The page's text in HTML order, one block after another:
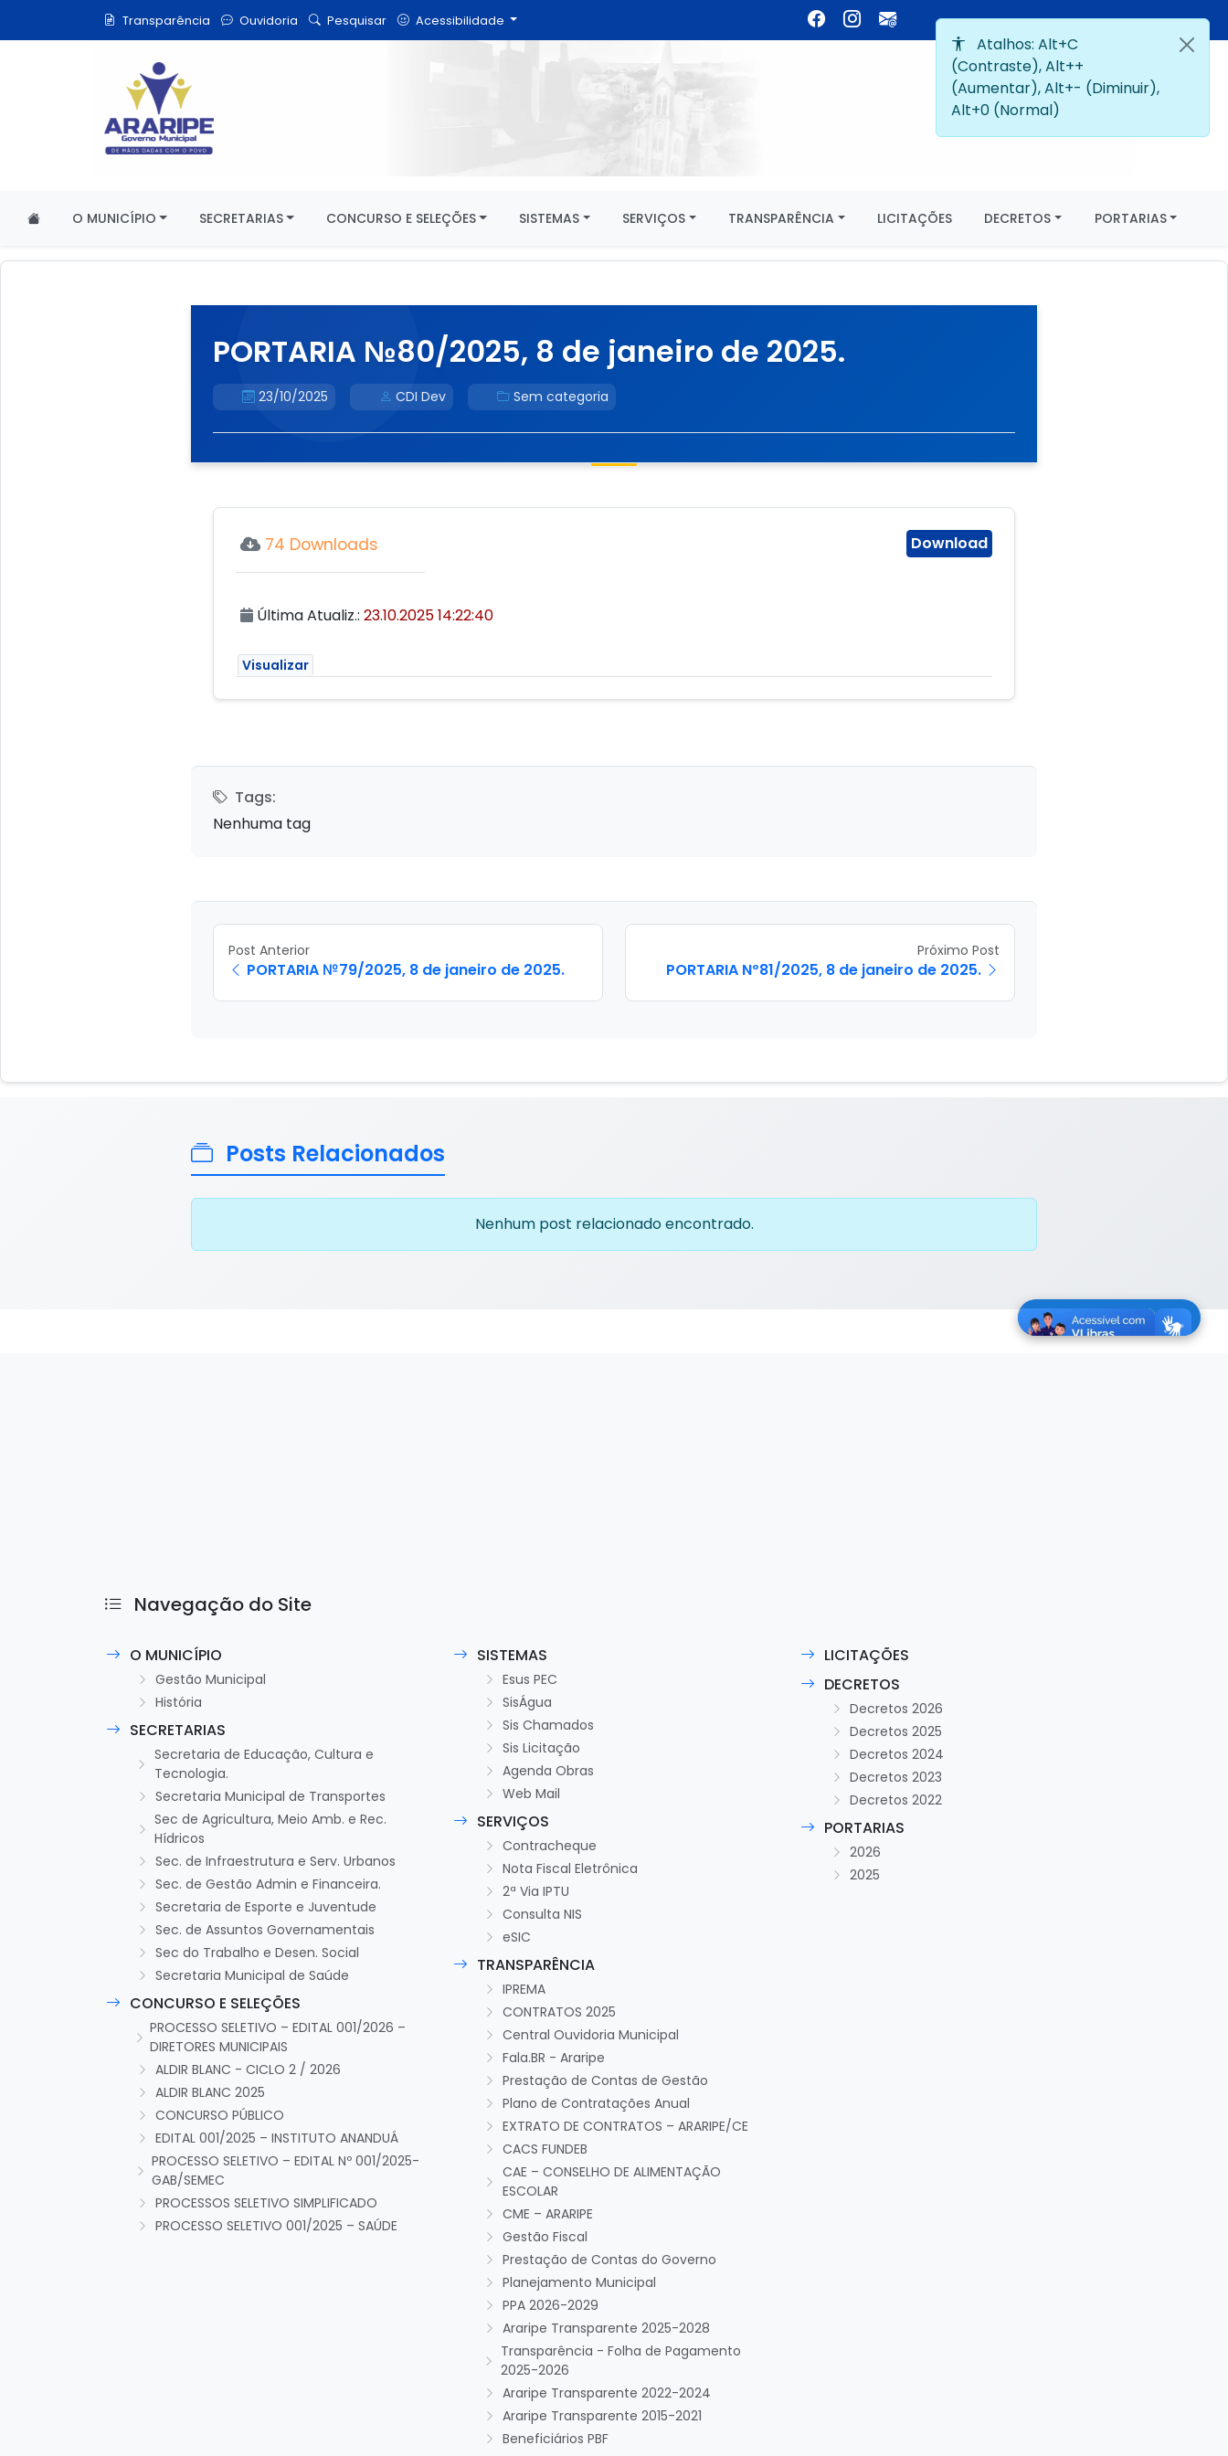
Transparência Ouvidoria Pesquisar Acessibilidade
O MUNICÍPIO SECRETARIAS CONCURSO E SELEÇÕES SISTEMAS SERVIÇOS TRANSPARÊNCIA LICITAÇÕES DECRETOS PORTARIAS
PORTARIA №80/2025, 8 de janeiro de 2025.
23/10/2025 CDI Dev Sem categoria
Download
74 Downloads
Última Atualiz.: 23.10.2025 14:22:40
Visualizar
Tags:
Nenhuma tag
Post Anterior
PORTARIA №79/2025, 8 de janeiro de 2025.
Próximo Post
PORTARIA Nº81/2025, 8 de janeiro de 2025.
Posts Relacionados
Nenhum post relacionado encontrado.
Navegação do Site
O MUNICÍPIO
Gestão Municipal
História
SECRETARIAS
Secretaria de Educação, Cultura e
Tecnologia.
Secretaria Municipal de Transportes
Sec de Agricultura, Meio Amb. e Rec.
Hídricos
Sec. de Infraestrutura e Serv. Urbanos
Sec. de Gestão Admin e Financeira.
Secretaria de Esporte e Juventude
Sec. de Assuntos Governamentais
Sec do Trabalho e Desen. Social
Secretaria Municipal de Saúde
CONCURSO E SELEÇÕES
PROCESSO SELETIVO – EDITAL 001/2026 –
DIRETORES MUNICIPAIS
ALDIR BLANC - CICLO 2 / 2026
ALDIR BLANC 2025
CONCURSO PÚBLICO
EDITAL 001/2025 – INSTITUTO ANANDUÁ
PROCESSO SELETIVO – EDITAL Nº 001/2025-
GAB/SEMEC
PROCESSOS SELETIVO SIMPLIFICADO
PROCESSO SELETIVO 001/2025 – SAÚDE
SISTEMAS
Esus PEC
SisÁgua
Sis Chamados
Sis Licitação
Agenda Obras
Web Mail
SERVIÇOS
Contracheque
Nota Fiscal Eletrônica
2ª Via IPTU
Consulta NIS
eSIC
TRANSPARÊNCIA
IPREMA
CONTRATOS 2025
Central Ouvidoria Municipal
Fala.BR - Araripe
Prestação de Contas de Gestão
Plano de Contratações Anual
EXTRATO DE CONTRATOS – ARARIPE/CE
CACS FUNDEB
CAE – CONSELHO DE ALIMENTAÇÃO
ESCOLAR
CME – ARARIPE
Gestão Fiscal
Prestação de Contas do Governo
Planejamento Municipal
PPA 2026-2029
Araripe Transparente 2025-2028
Transparência - Folha de Pagamento
2025-2026
Araripe Transparente 2022-2024
Araripe Transparente 2015-2021
Beneficiários PBF
LICITAÇÕES
DECRETOS
Decretos 2026
Decretos 2025
Decretos 2024
Decretos 2023
Decretos 2022
PORTARIAS
2026
2025